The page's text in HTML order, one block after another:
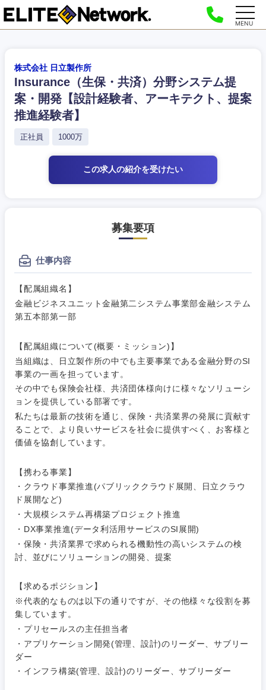
MENU
株式会社 日立製作所
Insurance（生保・共済）分野システム提
案・開発【設計経験者、アーキテクト、提案
推進経験者】
正社員 1000万
この求人の紹介を受けたい
募集要項
仕事内容
【配属組織名】
金融ビジネスユニット金融第二システム事業部金融システム
第五本部第一部
【配属組織について(概要・ミッション)】
当組織は、日立製作所の中でも主要事業である金融分野のSI
事業の一画を担っています。
その中でも保険会社様、共済団体様向けに様々なソリューシ
ョンを提供している部署です。
私たちは最新の技術を通じ、保険・共済業界の発展に貢献す
ることで、より良いサービスを社会に提供すべく、お客様と
価値を協創しています。
【携わる事業】
・クラウド事業推進(パブリッククラウド展開、日立クラウ
ド展開など)
・大規模システム再構築プロジェクト推進
・DX事業推進(データ利活用サービスのSI展開)
・保険・共済業界で求められる機動性の高いシステムの検
討、並びにソリューションの開発、提案
【求めるポジション】
※代表的なものは以下の通りですが、その他様々な役割を募
集しています。
・プリセールスの主任担当者
・アプリケーション開発(管理、設計)のリーダー、サブリー
ダー
・インフラ構築(管理、設計)のリーダー、サブリーダー
ご希望の職種を選択してください
画・事業
企画
経営ボー
管理
SCM
人事
マーケテ
画
事業企画・事業開発
事業管理
経営企画
政策渉外
ご希望の職種を選択してください
経営ボード
管理
SCM
マーケティング
サービス
ご希望の業界を選択してください
エネルギー・資源・環境
自動車・機械・船舶
素材・化学・金属
食品・化粧品・アパレル・消費財
メディカル・ヘルスケア・ライフサイエンス
ご希望の勤務地を選択してください
北海道
秋田県 岩手県
宮城県 山形県
福島県
ご希望条件を入力ください
希望年収
推奨年齢
20代
40代 50代
フリーワード
こだわり条件を入力ください
急募 第二新卒